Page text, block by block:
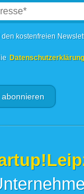
den kostenfreien
Datenschutzerklärung